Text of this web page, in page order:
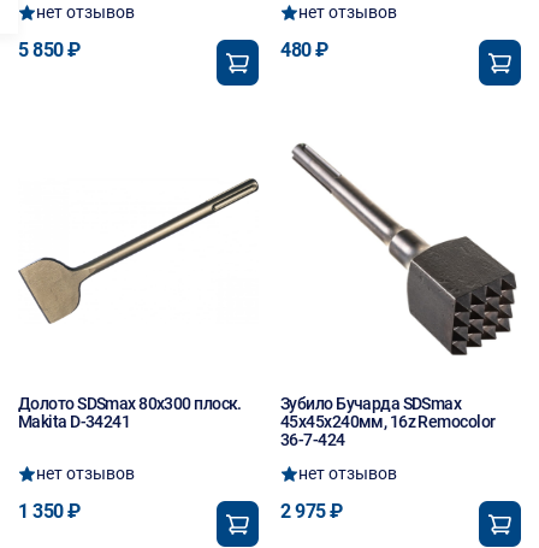
нет отзывов
5 850 ₽
нет отзывов
480 ₽
Долото SDSmах 80х300 плоск.
Makita D-34241
нет отзывов
1 350 ₽
Зубило Бучарда SDSmax
45х45х240мм, 16z Remocolor
36-7-424
нет отзывов
2 975 ₽